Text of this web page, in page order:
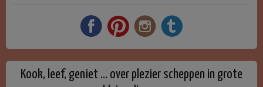
Kook, leef, geniet … over plezier scheppen in grote